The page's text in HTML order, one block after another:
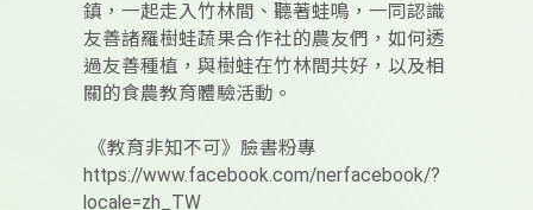
鎮，一起走入竹林間、聽著蛙鳴，一同認識
友善諸羅樹蛙蔬果合作社的農友們，如何透
過友善種植，與樹蛙在竹林間共好，以及相
關的食農教育體驗活動。
《教育非知不可》臉書粉專
https://www.facebook.com/nerfacebook/?
locale=zh_TW